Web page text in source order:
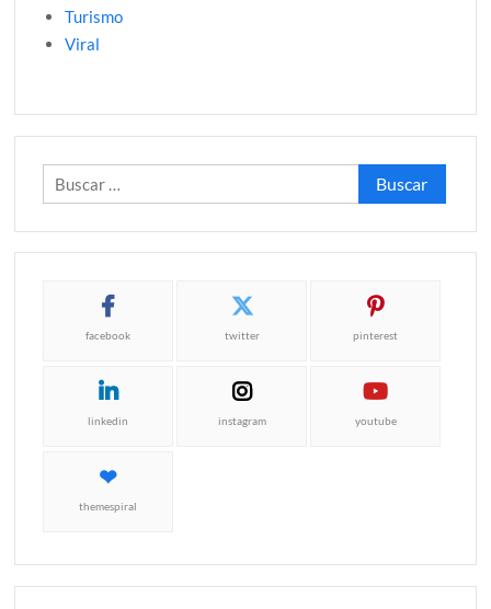
Turismo
Viral
Buscar:
facebook twitter pinterest
linkedin instagram youtube
themespiral